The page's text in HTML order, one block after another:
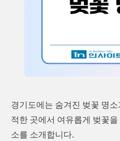
경기도에는 숨겨진 벚꽃 명
적한 곳에서 여유롭게 벚꽃
소를 소개합니다.